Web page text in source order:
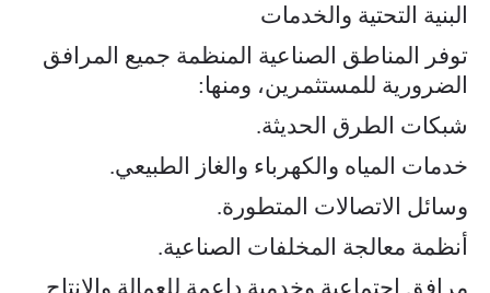
البنية التحتية والخدمات
توفر المناطق الصناعية المنظمة جميع المرافق
الضرورية للمستثمرين، ومنها:
شبكات الطرق الحديثة.
خدمات المياه والكهرباء والغاز الطبيعي.
وسائل الاتصالات المتطورة.
أنظمة معالجة المخلفات الصناعية.
مرافق اجتماعية وخدمية داعمة للعمالة والإنتاج.